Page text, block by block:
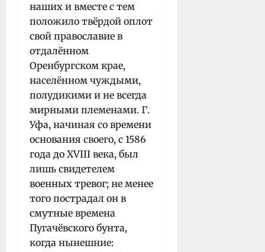
наших и вместе с тем
положило твёрдой оплот
свой православие в
отдалённом
Оренбургском крае,
населённом чуждыми,
полудикими и не всегда
мирными племенами. Г.
Уфа, начиная со времени
основания своего, с 1586
года до XVIII века, был
лишь свидетелем
военных тревог; не менее
того пострадал он в
смутные времена
Пугачёвского бунта,
когда нынешние: